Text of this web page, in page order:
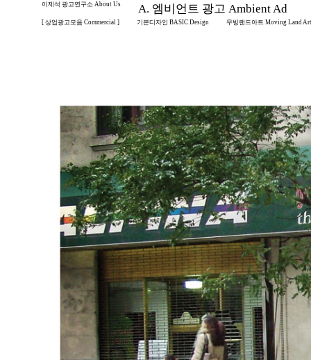
이제석 광고연구소 About Us A. 엠비언트 광고 Ambient Ad
[ 상업광고모음 Commercial ] 기본디자인 BASIC Design 무빙랜드아트 Moving Land Art